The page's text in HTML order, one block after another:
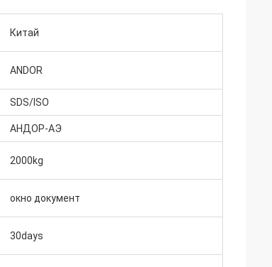
Китай
ANDOR
SDS/ISO
АНДОР-АЭ
2000kg
окно документ
30days